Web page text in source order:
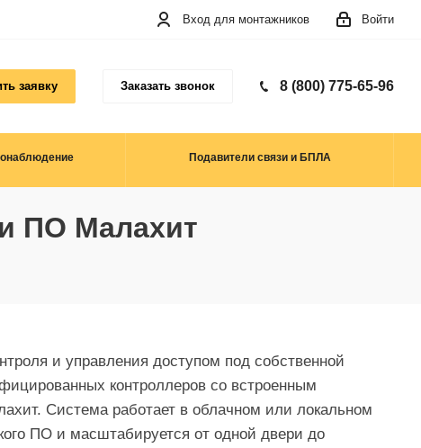
Войти
Вход для монтажников
заявку Заказать звонок 8 (800) 775-65-96
Подавители связи и БПЛА
ПО Малахит
и управления доступом под собственной
контроллеров со встроенным
Система работает в облачном или локальном
ПО и масштабируется от одной двери до